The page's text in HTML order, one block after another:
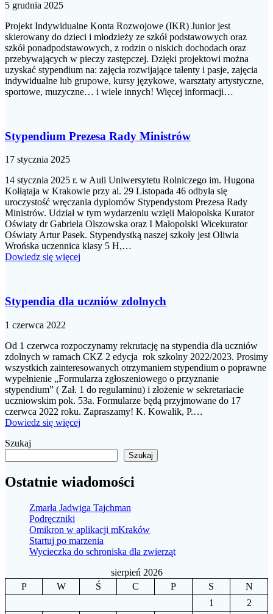
5 grudnia 2025
Projekt Indywidualne Konta Rozwojowe (IKR) Junior jest
skierowany do dzieci i młodzieży ze szkół podstawowych oraz
szkół ponadpodstawowych, z rodzin o niskich dochodach oraz
przebywających w pieczy zastępczej. Dzięki projektowi można
uzyskać stypendium na: zajęcia rozwijające talenty i pasje, zajęcia
indywidualne lub grupowe, kursy językowe, warsztaty artystyczne,
sportowe, muzyczne… i wiele innych! Więcej informacji…
Stypendium Prezesa Rady Ministrów
17 stycznia 2025
14 stycznia 2025 r. w Auli Uniwersytetu Rolniczego im. Hugona
Kołłątaja w Krakowie przy al. 29 Listopada 46 odbyła się
uroczystość wręczania dyplomów Stypendystom Prezesa Rady
Ministrów. Udział w tym wydarzeniu wzięli Małopolska Kurator
Oświaty dr Gabriela Olszowska oraz I Małopolski Wicekurator
Oświaty Artur Pasek. Stypendystką naszej szkoły jest Oliwia
Wrońska uczennica klasy 5 H,…
Dowiedz się więcej
Stypendia dla uczniów zdolnych
1 czerwca 2022
Od 1 czerwca rozpoczynamy rekrutację na stypendia dla uczniów
zdolnych w ramach CKZ 2 edycja rok szkolny 2022/2023. Prosimy
wszystkich zainteresowanych otrzymaniem stypendium o poprawne
wypełnienie „Formularza zgłoszeniowego o przyznanie
stypendium” ( Zał. 1 do regulaminu) i złożenie w sekretariacie
uczniowskim pok. 53a. Formularze będą przyjmowane do 17
czerwca 2022 roku. Zapraszamy! K. Kowalik, P.…
Dowiedz się więcej
Szukaj
Szukaj
Ostatnie wiadomości
Zmarła Jadwiga Tajchman
Podręczniki
Omikron w aplikacji mKraków
Startuj po marzenia
Wycieczka do schroniska dla zwierząt
sierpień 2026
P
W Ś C P S
N
1
2